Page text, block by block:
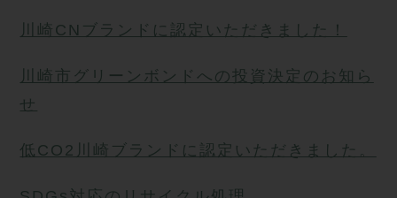
川崎CNブランドに認定いただきました！
川崎市グリーンボンドへの投資決定のお知ら
せ
低CO2川崎ブランドに認定いただきました。